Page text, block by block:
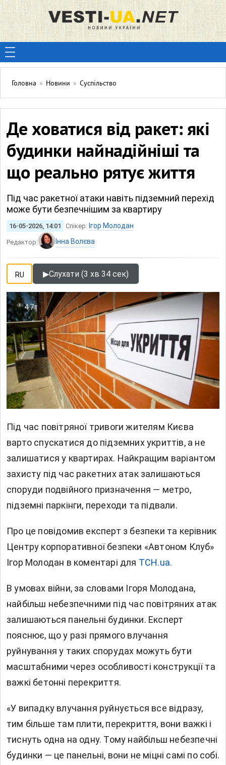
Головна » Новини » Суспільство
Де ховатися від ракет: які
будинки найнадійніші та
що реально рятує життя
Під час ракетної атаки навіть підземний перехід
може бути безпечнішим за квартиру
16-05-2026, 14:01 Спікер: Ігор Молодан
Редактор: Інна Волєва
RU ▶Слухати (3 хв 34 сек)
4.7т
Під час повітряної тривоги жителям Києва
варто спускатися до підземних укриттів, а не
залишатися у квартирах. Найкращим варіантом
захисту під час ракетних атак залишаються
споруди подвійного призначення — метро,
підземні паркінги, переходи та підвали.
Про це повідомив експерт з безпеки та керівник
Центру корпоративної безпеки «Автоном Клуб»
Ігор Молодан в коментарі для ТСН.ua.
В умовах війни, за словами Ігоря Молодана,
найбільш небезпечними під час повітряних атак
залишаються панельні будинки. Експерт
пояснює, що у разі прямого влучання
руйнування у таких спорудах можуть бути
масштабними через особливості конструкції та
важкі бетонні перекриття.
«У випадку влучання руйнується все відразу,
тим більше там плити, перекриття, вони важкі і
тиснуть одна на одну. Тому найбільш небезпечні
будинки — це панельні, вони не міцні самі по собі.